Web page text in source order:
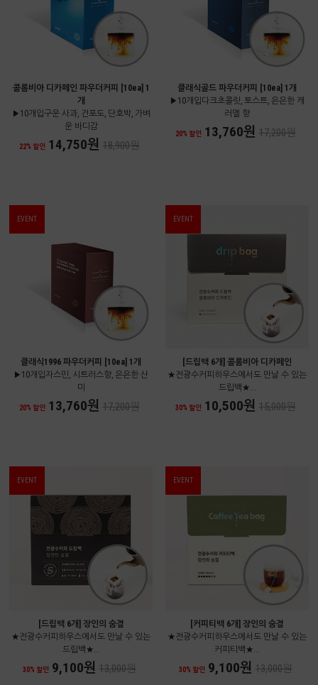
콜롬비아 디카페인 파우더커피 [10ea] 1
개
▶10개입구운 사과, 건포도, 단호박, 가벼
운 바디감
22% 할인 14,750원 18,900원
클래식골드 파우더커피 [10ea] 1개
▶10개입다크초콜릿, 토스트, 은은한 캐
러멜 향
20% 할인 13,760원 17,200원
EVENT
클래식1996 파우더커피 [10ea] 1개
▶10개입자스민, 시트러스향, 은은한 산
미
20% 할인 13,760원 17,200원
EVENT
[드립백 6개] 콜롬비아 디카페인
★전광수커피하우스에서도 만날 수 있는
드립백★...
30% 할인 10,500원 15,000원
EVENT
[드립백 6개] 장인의 숨결
★전광수커피하우스에서도 만날 수 있는
드립백★...
30% 할인 9,100원 13,000원
EVENT
[커피티백 6개] 장인의 숨결
★전광수커피하우스에서도 만날 수 있는
커피티백★...
30% 할인 9,100원 13,000원